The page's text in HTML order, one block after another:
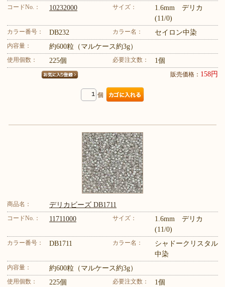
コードNo.： 10232000 サイズ：
1.6mm デリカ
(11/0)
カラー番号： DB232 カラー名： セイロン中染
内容量： 約600粒（マルケース約3g）
使用個数： 225個 必要注文数： 1個
販売価格： 158円
個
商品名： デリカビーズ DB1711
コードNo.： 11711000 サイズ：
1.6mm デリカ
(11/0)
カラー番号： DB1711 カラー名：
シャドークリスタル
中染
内容量： 約600粒（マルケース約3g）
使用個数： 225個 必要注文数： 1個